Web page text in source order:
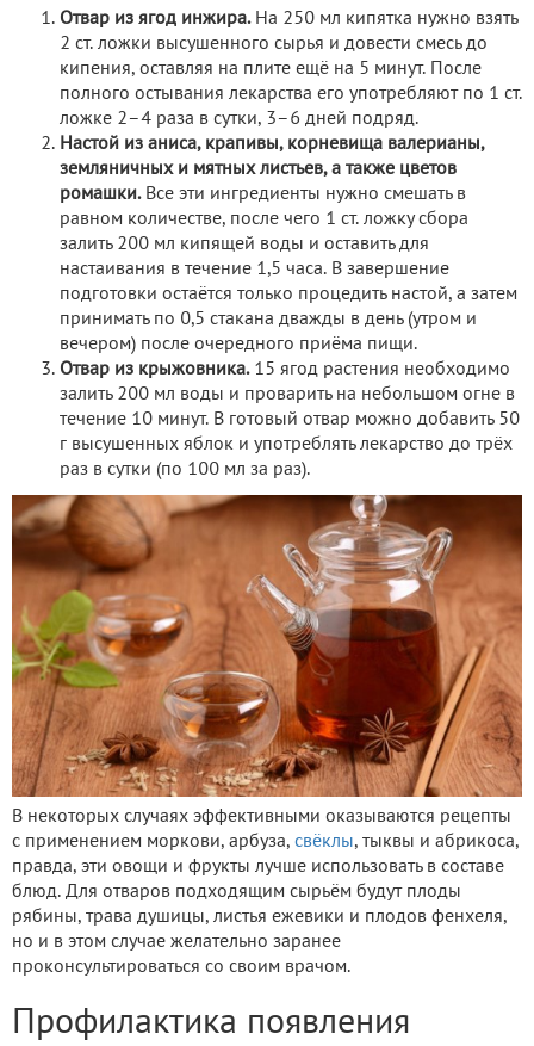
Отвар из ягод инжира.На 250 мл кипятка нужно взять
2 ст. ложки высушенного сырья и довести смесь до
кипения, оставляя на плите ещё на 5 минут. После
полного остывания лекарства его употребляют по 1 ст.
ложке 2–4 раза в сутки, 3–6 дней подряд.
Настой из аниса, крапивы, корневища валерианы,
земляничных и мятных листьев, а также цветов
ромашки.Все эти ингредиенты нужно смешать в
равном количестве, после чего 1 ст. ложку сбора
залить 200 мл кипящей воды и оставить для
настаивания в течение 1,5 часа. В завершение
подготовки остаётся только процедить настой, а затем
принимать по 0,5 стакана дважды в день (утром и
вечером) после очередного приёма пищи.
Отвар из крыжовника.15 ягод растения необходимо
залить 200 мл воды и проварить на небольшом огне в
течение 10 минут. В готовый отвар можно добавить 50
г высушенных яблок и употреблять лекарство до трёх
раз в сутки (по 100 мл за раз).
В некоторых случаях эффективными оказываются рецепты
с применением моркови, арбуза, свёклы, тыквы и абрикоса,
правда, эти овощи и фрукты лучше использовать в составе
блюд. Для отваров подходящим сырьём будут плоды
рябины, трава душицы, листья ежевики и плодов фенхеля,
но и в этом случае желательно заранее
проконсультироваться со своим врачом.
Профилактика появления